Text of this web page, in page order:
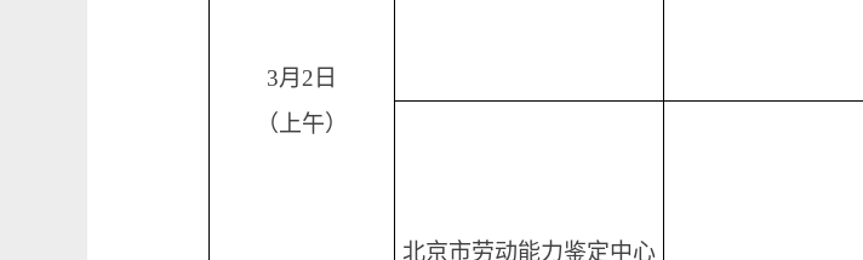
3月2日
（上午）
北京市劳动能力鉴定中心